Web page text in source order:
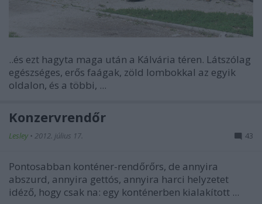
..és ezt hagyta maga után a Kálvária téren. Látszólag
egészséges, erős faágak, zöld lombokkal az egyik
oldalon, és a többi, ...
Konzervrendőr
Lesley • 2012. július 17. 43
Pontosabban konténer-rendőrőrs, de annyira
abszurd, annyira gettós, annyira harci helyzetet
idéző, hogy csak na: egy konténerben kialakított ...